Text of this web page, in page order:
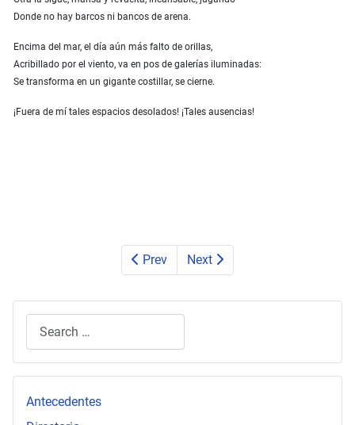
Donde no hay barcos ni bancos de arena.
Encima del mar, el día aún más falto de orillas,
Acribillado por el viento, va en pos de galerías iluminadas:
Se transforma en un gigante costillar, se cierne.
¡Fuera de mí tales espacios desolados! ¡Tales ausencias!
Prev Next
Antecedentes